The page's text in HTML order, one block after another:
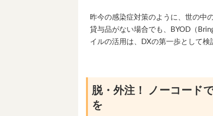
昨今の感染症対策のように、世の中
貸与品がない場合でも、BYOD（
イルの活用は、DXの第一歩として検
脱・外注！ ノーコード
を